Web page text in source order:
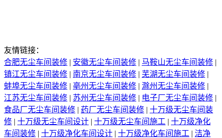
友情链接：
合肥无尘车间装修 | 安徽无尘车间装修 | 马鞍山无尘车间装修 |
镇江无尘车间装修 | 南京无尘车间装修 | 芜湖无尘车间装修 |
蚌埠无尘车间装修 | 亳州无尘车间装修 | 滁州无尘车间装修 |
江苏无尘车间装修 | 苏州无尘车间装修 | 电子厂无尘车间装修 |
食品厂无尘车间装修 | 药厂无尘车间装修 | 十万级无尘车间装
修 | 十万级无尘车间设计 | 十万级无尘车间施工 | 十万级净化
车间装修 | 十万级净化车间设计 | 十万级净化车间施工 | 洁净